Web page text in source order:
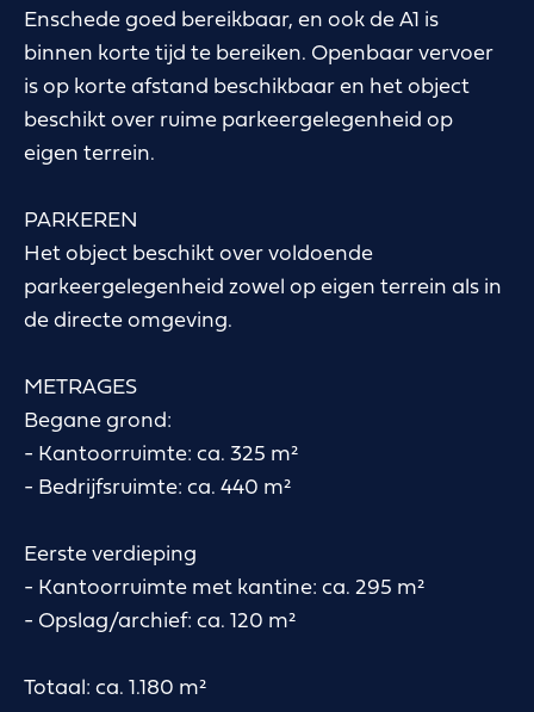
Enschede goed bereikbaar, en ook de A1 is
binnen korte tijd te bereiken. Openbaar vervoer
is op korte afstand beschikbaar en het object
beschikt over ruime parkeergelegenheid op
eigen terrein.
PARKEREN
Het object beschikt over voldoende
parkeergelegenheid zowel op eigen terrein als in
de directe omgeving.
METRAGES
Begane grond:
- Kantoorruimte: ca. 325 m²
- Bedrijfsruimte: ca. 440 m²
Eerste verdieping
- Kantoorruimte met kantine: ca. 295 m²
- Opslag/archief: ca. 120 m²
Totaal: ca. 1.180 m²